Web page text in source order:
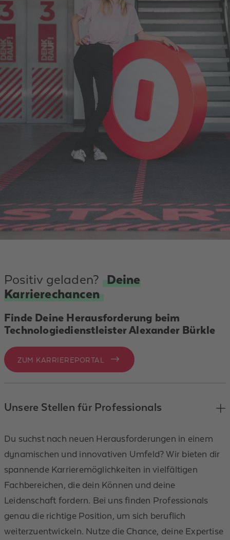
Positiv geladen? Deine
Karrierechancen
Finde Deine Herausforderung beim
Technologiedienstleister Alexander Bürkle
ZUM KARRIEREPORTAL
Unsere Stellen für Professionals
Du suchst nach neuen Herausforderungen in einem
dynamischen und innovativen Umfeld? Wir bieten dir
spannende Karrieremöglichkeiten in vielfältigen
Fachbereichen, die dein Können und deine
Leidenschaft fordern. Bei uns finden Professionals
genau die richtige Position, um sich beruflich
weiterzuentwickeln. Nutze die Chance, deine Expertise